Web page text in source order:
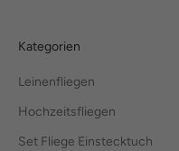
Kategorien
Leinenfliegen
Hochzeitsfliegen
Set Fliege Einstecktuch